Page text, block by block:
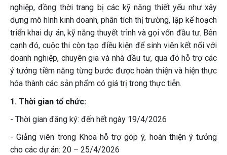
nghiệp, đồng thời trang bị các kỹ năng thiết yếu như xây
dựng mô hình kinh doanh, phân tích thị trường, lập kế hoạch
triển khai dự án, kỹ năng thuyết trình và gọi vốn đầu tư. Bên
cạnh đó, cuộc thi còn tạo điều kiện để sinh viên kết nối với
doanh nghiệp, chuyên gia và nhà đầu tư, qua đó hỗ trợ các
ý tưởng tiềm năng từng bước được hoàn thiện và hiện thực
hóa thành các sản phẩm có giá trị trong thực tiễn.
1. Thời gian tổ chức:
- Thời gian đăng ký: đến hết ngày 19/4/2026
- Giảng viên trong Khoa hỗ trợ góp ý, hoàn thiện ý tưởng
cho các dự án: 20 – 25/4/2026